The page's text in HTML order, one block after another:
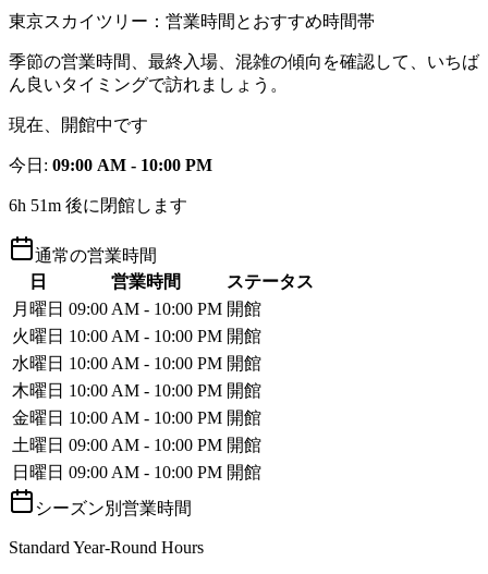
東京スカイツリー：営業時間とおすすめ時間帯
季節の営業時間、最終入場、混雑の傾向を確認して、いちば
ん良いタイミングで訪れましょう。
現在、開館中です
今日 : 09:00 AM - 10:00 PM
6h 51m 後に閉館します
通常の営業時間
日
営業時間
ステータス
月曜日 09:00 AM - 10:00 PM 開館
火曜日 10:00 AM - 10:00 PM 開館
水曜日 10:00 AM - 10:00 PM 開館
木曜日 10:00 AM - 10:00 PM 開館
金曜日 10:00 AM - 10:00 PM 開館
土曜日 09:00 AM - 10:00 PM 開館
日曜日 09:00 AM - 10:00 PM 開館
シーズン別営業時間
Standard Year-Round Hours